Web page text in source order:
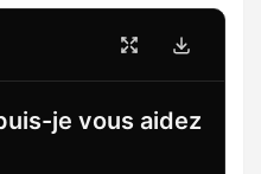
je vous aidez